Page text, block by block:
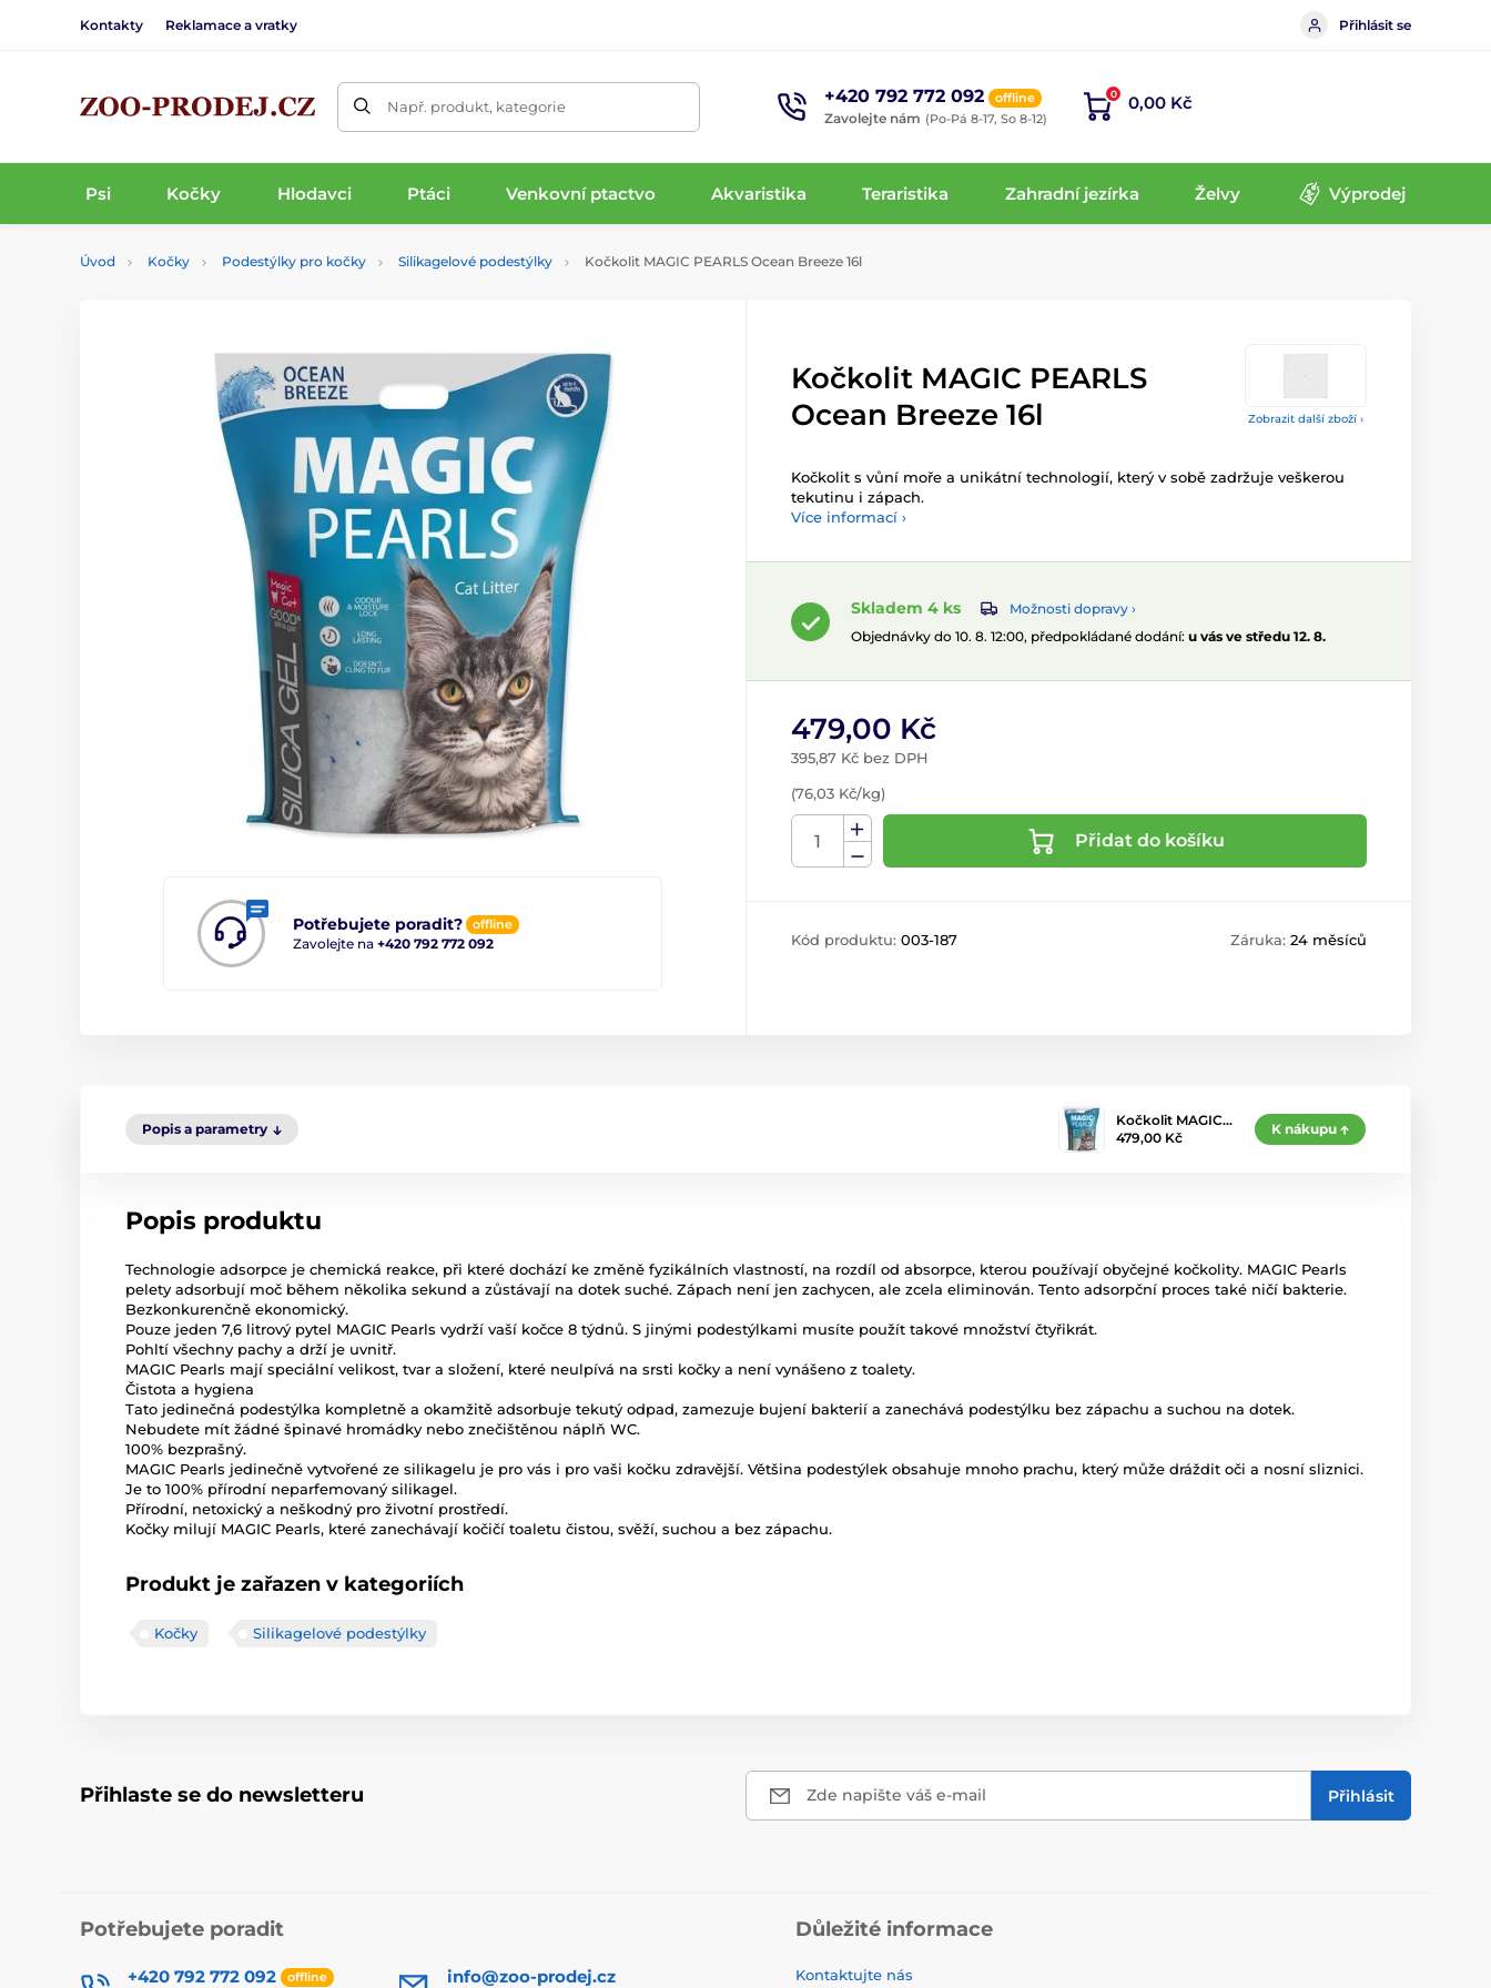
Kontakty Reklamace a vratky Přihlásit se
Např. produkt, kategorie +420 792 772 092 offline
Zavolejte nám (Po-Pá 8-17, So 8-12)
0 0,00 Kč
Psi Kočky Hlodavci Ptáci Venkovní ptactvo Akvaristika Teraristika Zahradní jezírka Želvy Výprodej
Úvod Kočky Podestýlky pro kočky Silikagelové podestýlky Kočkolit MAGIC PEARLS Ocean Breeze 16l
Zobrazit další zboží ›
Potřebujete poradit? offline
Zavolejte na +420 792 772 092
Kočkolit MAGIC PEARLS
Ocean Breeze 16l
Kočkolit s vůní moře a unikátní technologií, který v sobě zadržuje veškerou
tekutinu i zápach.
Více informací ›
Skladem 4 ks
Možnosti dopravy ›
Objednávky do 10. 8. 12:00, předpokládané dodání: u vás ve středu 12. 8.
479,00 Kč
395,87 Kč bez DPH
(76,03 Kč/kg)
Přidat do košíku
Kód produktu: 003-187 Záruka: 24 měsíců
Popis a parametry
Kočkolit MAGIC…
479,00 Kč
K nákupu
Popis produktu
Technologie adsorpce je chemická reakce, při které dochází ke změně fyzikálních vlastností, na rozdíl od absorpce, kterou používají obyčejné kočkolity. MAGIC Pearls
pelety adsorbují moč během několika sekund a zůstávají na dotek suché. Zápach není jen zachycen, ale zcela eliminován. Tento adsorpční proces také ničí bakterie.
Bezkonkurenčně ekonomický.
Pouze jeden 7,6 litrový pytel MAGIC Pearls vydrží vaší kočce 8 týdnů. S jinými podestýlkami musíte použít takové množství čtyřikrát.
Pohltí všechny pachy a drží je uvnitř.
MAGIC Pearls mají speciální velikost, tvar a složení, které neulpívá na srsti kočky a není vynášeno z toalety.
Čistota a hygiena
Tato jedinečná podestýlka kompletně a okamžitě adsorbuje tekutý odpad, zamezuje bujení bakterií a zanechává podestýlku bez zápachu a suchou na dotek.
Nebudete mít žádné špinavé hromádky nebo znečištěnou náplň WC.
100% bezprašný.
MAGIC Pearls jedinečně vytvořené ze silikagelu je pro vás i pro vaši kočku zdravější. Většina podestýlek obsahuje mnoho prachu, který může dráždit oči a nosní sliznici.
Je to 100% přírodní neparfemovaný silikagel.
Přírodní, netoxický a neškodný pro životní prostředí.
Kočky milují MAGIC Pearls, které zanechávají kočičí toaletu čistou, svěží, suchou a bez zápachu.
Produkt je zařazen v kategoriích
Kočky Silikagelové podestýlky
Přihlaste se do newsletteru Zde napište váš e-mail Přihlásit
Potřebujete poradit
+420 792 772 092 offline info@zoo-prodej.cz
Důležité informace
Kontaktujte nás